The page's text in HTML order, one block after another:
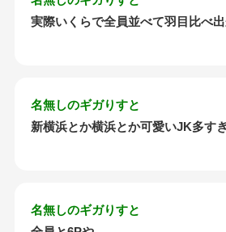
実際いくらで全員並べて羽目比べ
名無しのギガりすと
新横浜とか横浜とか可愛いJK多す
名無しのギガりすと